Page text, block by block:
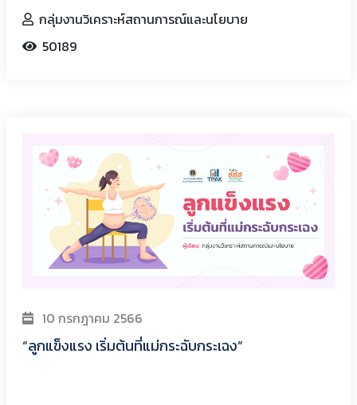
กลุ่มงานวิเคราะห์สถานการณ์และนโยบาย
50189
10 กรกฎาคม 2566
“ลูกแข็งแรง เริ่มต้นที่แม่กระฉับกระเฉง”